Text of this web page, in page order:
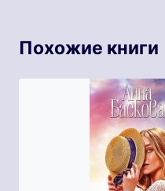
Похожие книги